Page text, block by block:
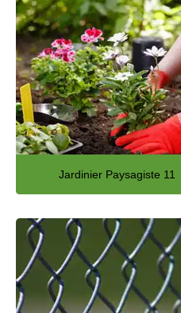
Jardinier Paysagiste 11